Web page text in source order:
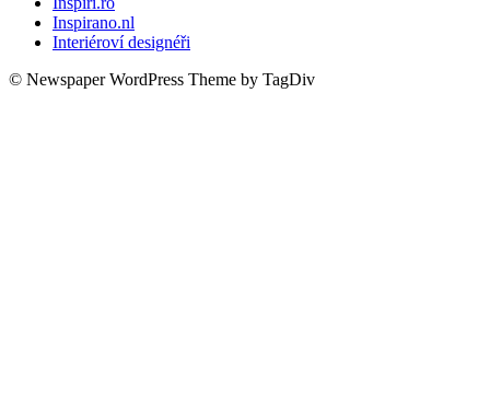
Inspirano.nl
Interiéroví designéři
© Newspaper WordPress Theme by TagDiv